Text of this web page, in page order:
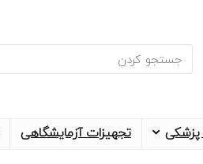
جستجو
برای
تجهیزات آزمایشگاهی